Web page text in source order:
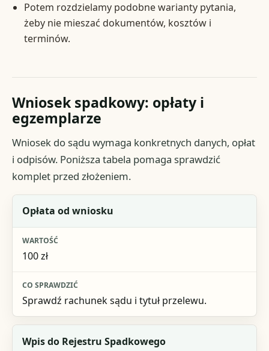
Potem rozdzielamy podobne warianty pytania,
żeby nie mieszać dokumentów, kosztów i
terminów.
Wniosek spadkowy: opłaty i
egzemplarze
Wniosek do sądu wymaga konkretnych danych, opłat
i odpisów. Poniższa tabela pomaga sprawdzić
komplet przed złożeniem.
Element
Wartość
Opłata od wniosku
100 zł
Sprawdź rachunek sądu i tytuł przelewu.
Wpis do Rejestru Spadkowego